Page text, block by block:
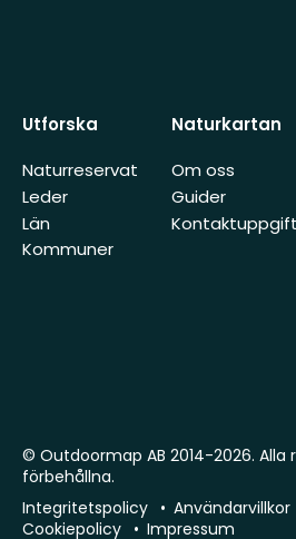
Utforska
Naturreservat
Leder
Län
Kommuner
Naturkartan
Om oss
Guider
© Outdoormap AB 2014-2026.
förbehållna.
Integritetspolicy
Användarvillkor
Cookiepolicy
Impressum